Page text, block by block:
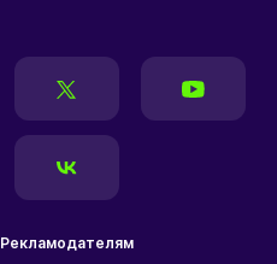
Рекламодателям